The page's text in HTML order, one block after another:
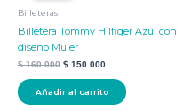
Billeteras
Billetera Tommy Hilfiger Azul con
diseño Mujer
$160.000 $ 150.000
Añadir al carrito